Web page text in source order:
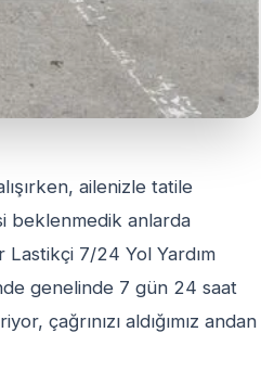
ailenizle tatile
beklenmedik anlarda
Lastikçi 7/24 Yol Yardım
genelinde 7 gün 24 saat
çağrınızı aldığımız andan